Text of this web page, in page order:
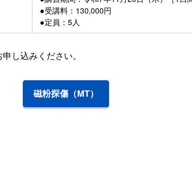
●受講料：130,000円
●定員：5人
し込みください。
磁粉探傷（MT）